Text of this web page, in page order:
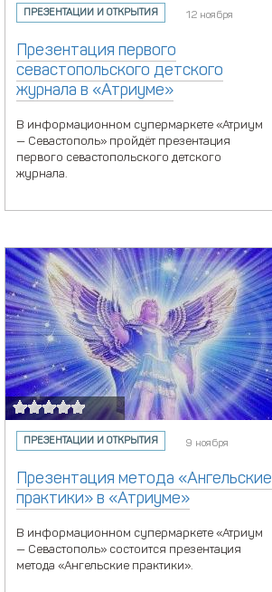
ПРЕЗЕНТАЦИИ И ОТКРЫТИЯ 12 ноября
Презентация первого
севастопольского детского
журнала в «Атриуме»
В информационном супермаркете «Атриум
— Севастополь» пройдёт презентация
первого севастопольского детского
журнала.
ПРЕЗЕНТАЦИИ И ОТКРЫТИЯ 9 ноября
Презентация метода «Ангельские
практики» в «Атриуме»
В информационном супермаркете «Атриум
— Севастополь» состоится презентация
метода «Ангельские практики».